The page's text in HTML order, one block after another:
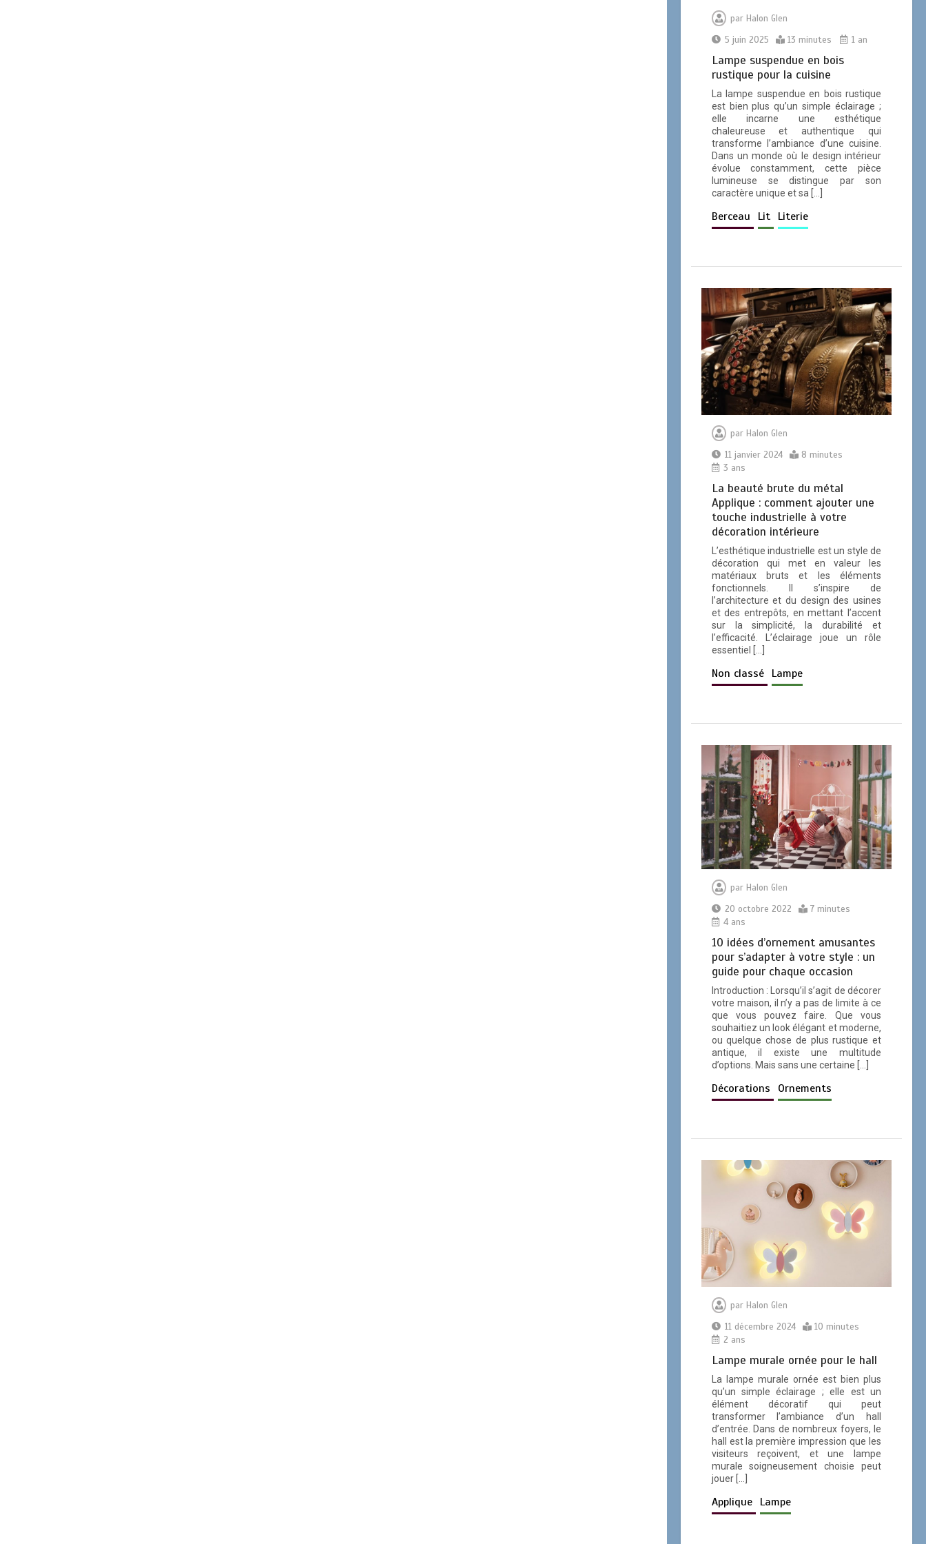
Le meilleur lustre que
Wayfair a à offrir
4 minutes
Lustre de Luxe:
Élégance et Éclat
dans Votre Maison
par Halon Glen
5 juin 2025
13 minutes 1 an
Lampe suspendue en bois
rustique pour la cuisine
La lampe suspendue en bois rustique
est bien plus qu’un simple éclairage ;
elle incarne une esthétique
chaleureuse et authentique qui
transforme l’ambiance d’une cuisine.
Dans un monde où le design intérieur
évolue constamment, cette pièce
lumineuse se distingue par son
caractère unique et sa […]
Berceau Lit Literie
par Halon Glen
11 janvier 2024
8 minutes
3 ans
La beauté brute du métal
Applique : comment ajouter une
touche industrielle à votre
décoration intérieure
L’esthétique industrielle est un style de
décoration qui met en valeur les
matériaux bruts et les éléments
fonctionnels. Il s’inspire de
l’architecture et du design des usines
et des entrepôts, en mettant l’accent
sur la simplicité, la durabilité et
l’efficacité. L’éclairage joue un rôle
essentiel […]
Non classé Lampe
par Halon Glen
20 octobre 2022
7 minutes
4 ans
10 idées d’ornement amusantes
pour s’adapter à votre style : un
guide pour chaque occasion
Introduction : Lorsqu’il s’agit de décorer
votre maison, il n’y a pas de limite à ce
que vous pouvez faire. Que vous
souhaitiez un look élégant et moderne,
ou quelque chose de plus rustique et
antique, il existe une multitude
d’options. Mais sans une certaine […]
Décorations Ornements
par Halon Glen
11 décembre 2024
10 minutes
2 ans
Lampe murale ornée pour le hall
La lampe murale ornée est bien plus
qu’un simple éclairage ; elle est un
élément décoratif qui peut
transformer l’ambiance d’un hall
d’entrée. Dans de nombreux foyers, le
hall est la première impression que les
visiteurs reçoivent, et une lampe
murale soigneusement choisie peut
jouer […]
Applique Lampe